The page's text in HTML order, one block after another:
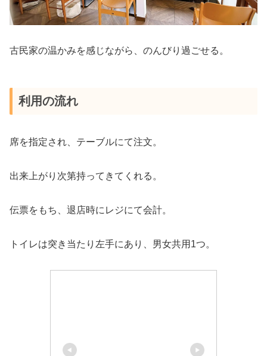
古民家の温かみを感じながら、のんびり過ごせる。
利用の流れ
席を指定され、テーブルにて注文。
出来上がり次第持ってきてくれる。
伝票をもち、退店時にレジにて会計。
トイレは突き当たり左手にあり、男女共用1つ。